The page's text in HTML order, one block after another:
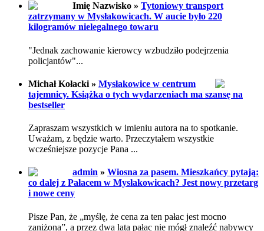
Imię Nazwisko » Tytoniowy transport
zatrzymany w Mysłakowicach. W aucie było 220
kilogramów nielegalnego towaru
"Jednak zachowanie kierowcy wzbudziło podejrzenia
policjantów"...
Michał Kołacki » Mysłakowice w centrum
tajemnicy. Książka o tych wydarzeniach ma szansę na
bestseller
Zapraszam wszystkich w imieniu autora na to spotkanie.
Uważam, z będzie warto. Przeczytałem wszystkie
wcześniejsze pozycje Pana ...
admin » Wiosna za pasem. Mieszkańcy pytają:
co dalej z Pałacem w Mysłakowicach? Jest nowy przetarg
i nowe ceny
Pisze Pan, że „myślę, że cena za ten pałac jest mocno
zaniżona”, a przez dwa lata pałac nie mógł znaleźć nabywcy